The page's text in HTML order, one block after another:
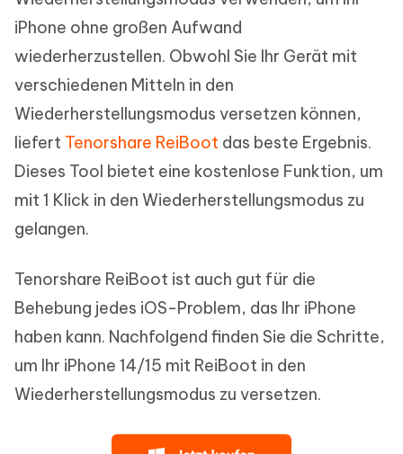
iPhone ohne großen Aufwand
wiederherzustellen. Obwohl Sie Ihr Gerät mit
verschiedenen Mitteln in den
Wiederherstellungsmodus versetzen können,
liefert Tenorshare ReiBoot das beste Ergebnis.
Dieses Tool bietet eine kostenlose Funktion, um
mit 1 Klick in den Wiederherstellungsmodus zu
gelangen.
Tenorshare ReiBoot ist auch gut für die
Behebung jedes iOS-Problem, das Ihr iPhone
haben kann. Nachfolgend finden Sie die Schritte,
um Ihr iPhone 14/15 mit ReiBoot in den
Wiederherstellungsmodus zu versetzen.